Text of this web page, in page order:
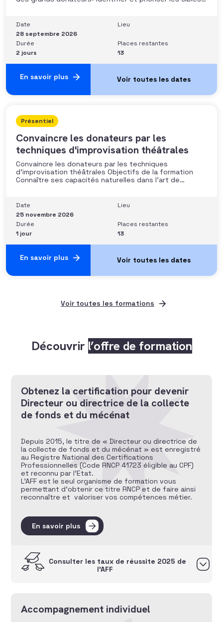
parties prenantes• Construire un argumentaire
personnalisé et piloter le parcours
Date
28 septembre 2026
Lieu
Durée
2 jours
Places restantes
13
En savoir plus
Présentiel
Convaincre les donateurs par les
techniques d'improvisation théâtrales
Convaincre les donateurs par les techniques
d’improvisation théâtrales Objectifs de la formation
Connaître ses capacités naturelles dans l’art de
conviction et sur quoi elle se fonde (mots, attitude, …),
quelle est sa situation de
Date
25 novembre 2026
Lieu
Durée
1 jour
Places restantes
13
En savoir plus
Voir toutes les formations
Découvrir l’offre de formation
Obtenez la certification pour devenir
Directeur ou directrice de la collecte
de fonds et du mécénat
Depuis 2015, le titre de « Directeur ou directrice de
la collecte de fonds et du mécénat » est enregistré
au Registre National des Certifications
Professionnelles (Code RNCP 41723 éligible au CPF)
et reconnu par l’Etat.
L’AFF est le seul organisme de formation vous
permettant d’obtenir ce titre RNCP et de faire ainsi
reconnaître et valoriser vos compétences métier.
En savoir plus
Consulter les taux de réussite 2025 de
l’AFF
Accompagnement individuel